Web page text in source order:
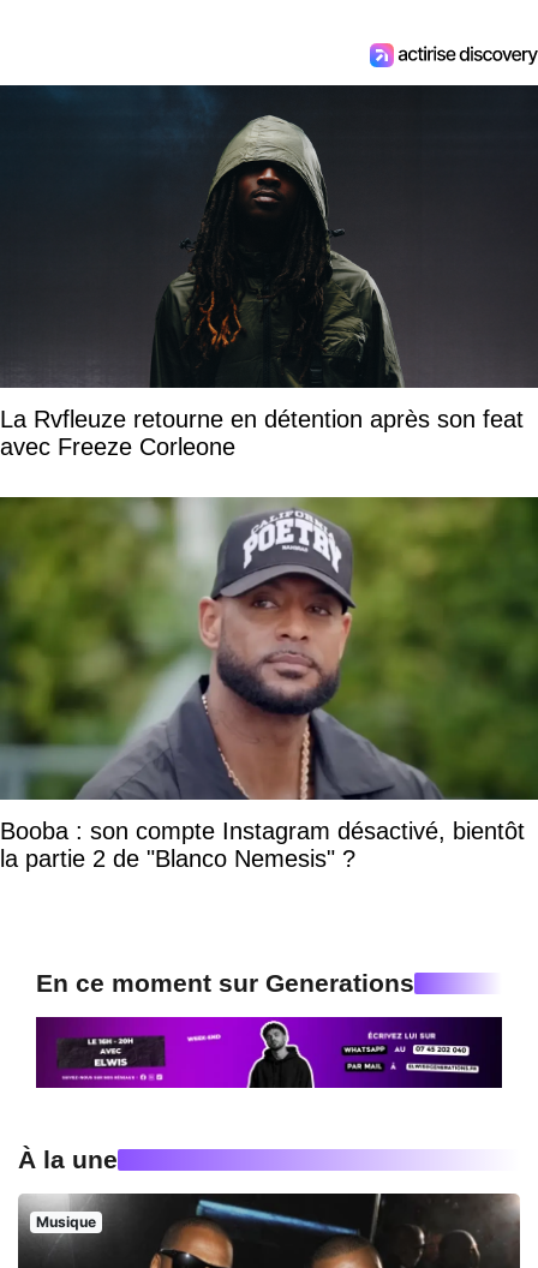
La Rvfleuze retourne en détention après son feat
avec Freeze Corleone
Booba : son compte Instagram désactivé, bientôt
la partie 2 de "Blanco Nemesis" ?
En ce moment sur Generations
À la une
Musique